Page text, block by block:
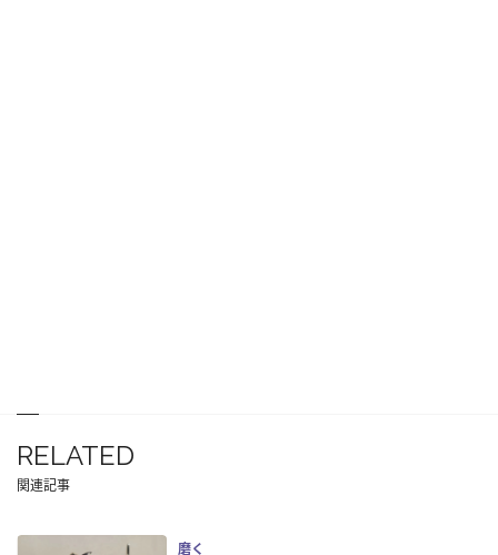
RELATED
関連記事
磨く